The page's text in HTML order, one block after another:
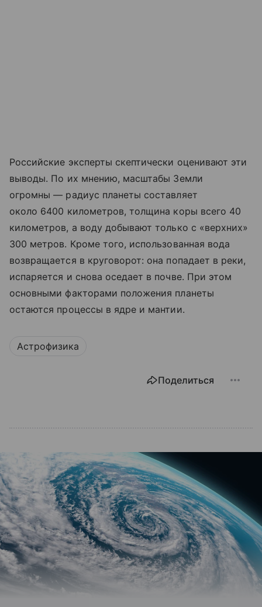
Российские эксперты скептически оценивают эти
выводы. По их мнению, масштабы Земли
огромны — радиус планеты составляет
около 6400 километров, толщина коры всего 40
километров, а воду добывают только с «верхних»
300 метров. Кроме того, использованная вода
возвращается в круговорот: она попадает в реки,
испаряется и снова оседает в почве. При этом
основными факторами положения планеты
остаются процессы в ядре и мантии.
Астрофизика
Поделиться